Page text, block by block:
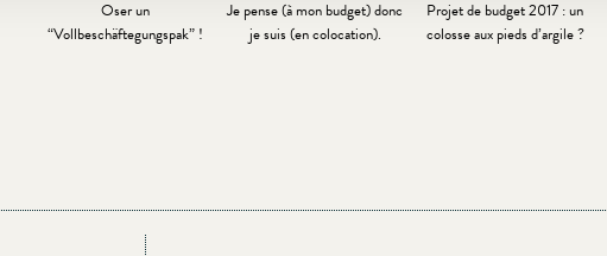
Oser un
“Vollbeschäftegungspak” !
Je pense (à mon budget) donc
je suis (en colocation).
Projet de budget 2017 : un
colosse aux pieds d’argile ?